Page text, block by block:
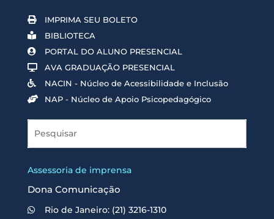
IMPRIMA SEU BOLETO
BIBLIOTECA
PORTAL DO ALUNO PRESENCIAL
AVA GRADUAÇÃO PRESENCIAL
NACIN - Núcleo de Acessibilidade e Inclusão
NAP - Núcleo de Apoio Psicopedagógico
Assessoria de imprensa
Dona Comunicação
Rio de Janeiro: (21) 3216-1310